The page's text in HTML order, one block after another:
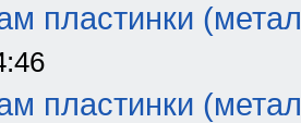
пластинки
пластинки